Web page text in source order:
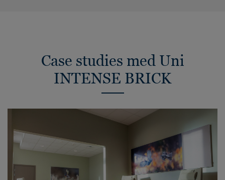
Case studies med Uni
INTENSE BRICK